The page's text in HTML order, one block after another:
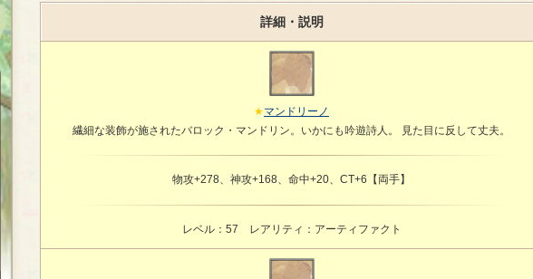
first prev
詳細・説明
マンドリーノ
繊細な装飾が施されたバロック・マンドリン。いかにも吟遊詩人。 見た目に反して丈夫。
物攻+278、神攻+168、命中+20、CT+6【両手】
レベル：57 レアリティ：アーティファクト